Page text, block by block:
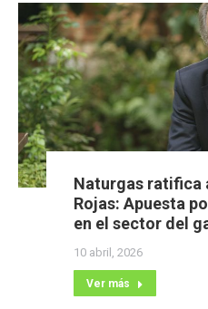
Naturgas ratifica
Rojas: Apuesta
en el sector del
10 abril, 2026
Ver más